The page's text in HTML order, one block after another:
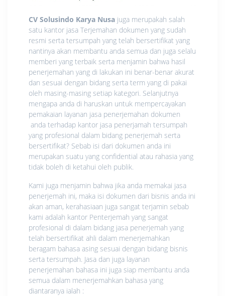
CV Solusindo Karya Nusa juga merupakah salah
satu kantor jasa Terjemahan dokumen yang sudah
resmi serta tersumpah yang telah bersertifikat yang
nantinya akan membantu anda semua dan juga selalu
memberi yang terbaik serta menjamin bahwa hasil
penerjemahan yang di lakukan ini benar-benar akurat
dan sesuai dengan bidang serta term yang di pakai
oleh masing-masing setiap kategori. Selanjutnya
mengapa anda di haruskan untuk mempercayakan
pemakaian layanan jasa penerjemahan dokumen
anda terhadap kantor jasa penerjamah tersumpah
yang profesional dalam bidang penerjemah serta
bersertifikat? Sebab isi dari dokumen anda ini
merupakan suatu yang confidential atau rahasia yang
tidak boleh di ketahui oleh publik.
Kami juga menjamin bahwa jika anda memakai jasa
penerjemah ini, maka isi dokumen dari bisnis anda ini
akan aman, kerahasiaan juga sangat terjamin sebab
kami adalah kantor Penterjemah yang sangat
profesional di dalam bidang jasa penerjemah yang
telah bersertifikat ahli dalam menerjemahkan
beragam bahasa asing sesuai dengan bidang bisnis
serta tersumpah. Jasa dan juga layanan
penerjemahan bahasa ini juga siap membantu anda
semua dalam menerjemahkan bahasa yang
diantaranya ialah :